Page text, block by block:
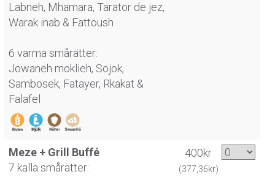
Labneh, Mhamara, Tarator de jez,
Warak inab & Fattoush
6 varma smårätter:
Jowaneh moklieh, Sojok,
Sambosek, Fatayer, Rkakat &
Falafel
Meze + Grill Buffé
7 kalla smårätter:
400kr
(377,36kr)